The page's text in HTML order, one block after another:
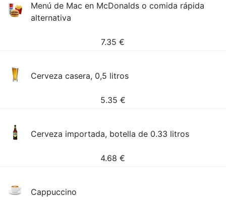
Menú de Mac en McDonalds o comida rápida
alternativa
7.35 €
Cerveza casera, 0,5 litros
5.35 €
Cerveza importada, botella de 0.33 litros
4.68 €
Cappuccino